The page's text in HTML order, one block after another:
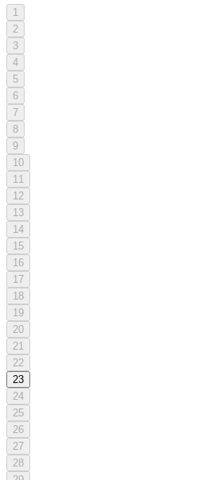
1
2
3
4
5
6
7
8
9
10
11
12
13
14
15
16
17
18
19
20
21
22
23
24
25
26
27
28